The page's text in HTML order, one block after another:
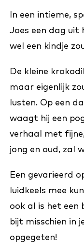
In een intieme,
Joes een dag uit
wel een kindje
De kleine
maar eigenlijk
lusten. Op een
waagt hij een
verhaal met
jong en oud, zal
Een gevarieerd
luidkeels mee
ook al is het een
bijt misschien in
opgegeten!